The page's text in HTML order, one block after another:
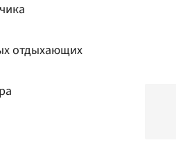
отдыхающих